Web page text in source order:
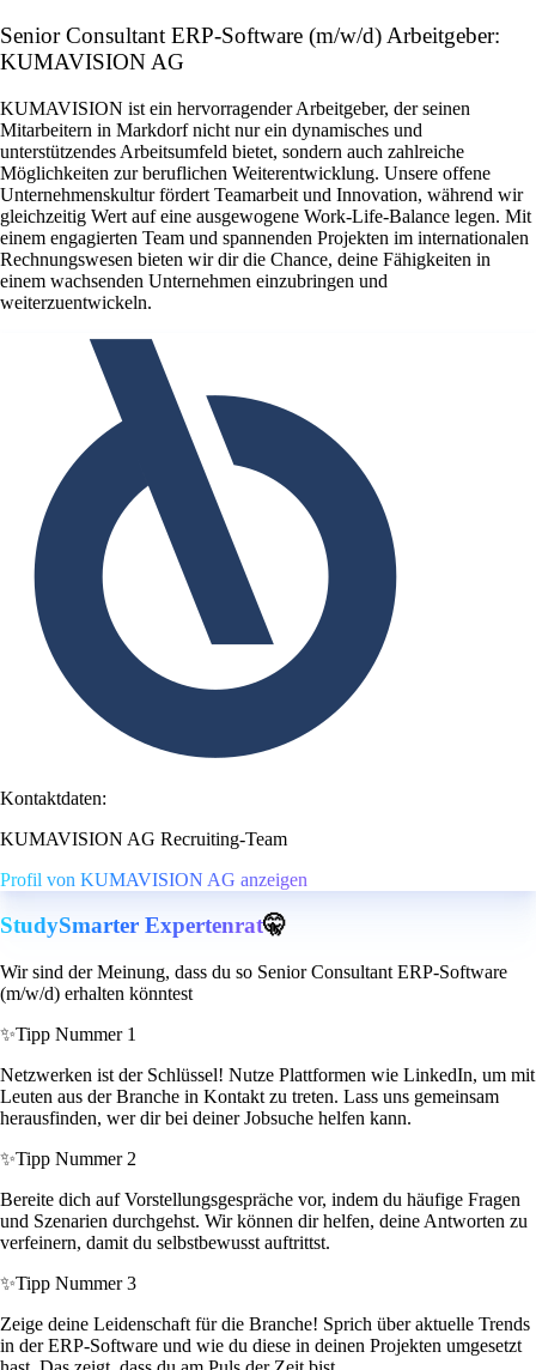
Senior Consultant ERP-Software (m/w/d) Arbeitgeber:
KUMAVISION AG
KUMAVISION ist ein hervorragender Arbeitgeber, der seinen
Mitarbeitern in Markdorf nicht nur ein dynamisches und
unterstützendes Arbeitsumfeld bietet, sondern auch zahlreiche
Möglichkeiten zur beruflichen Weiterentwicklung. Unsere offene
Unternehmenskultur fördert Teamarbeit und Innovation, während wir
gleichzeitig Wert auf eine ausgewogene Work-Life-Balance legen. Mit
einem engagierten Team und spannenden Projekten im internationalen
Rechnungswesen bieten wir dir die Chance, deine Fähigkeiten in
einem wachsenden Unternehmen einzubringen und
weiterzuentwickeln.
Kontaktdaten:
KUMAVISION AG Recruiting-Team
Profil von KUMAVISION AG anzeigen
StudySmarter Expertenrat🤫
Wir sind der Meinung, dass du so Senior Consultant ERP-Software
(m/w/d) erhalten könntest
✨Tipp Nummer 1
Netzwerken ist der Schlüssel! Nutze Plattformen wie LinkedIn, um mit
Leuten aus der Branche in Kontakt zu treten. Lass uns gemeinsam
herausfinden, wer dir bei deiner Jobsuche helfen kann.
✨Tipp Nummer 2
Bereite dich auf Vorstellungsgespräche vor, indem du häufige Fragen
und Szenarien durchgehst. Wir können dir helfen, deine Antworten zu
verfeinern, damit du selbstbewusst auftrittst.
✨Tipp Nummer 3
Zeige deine Leidenschaft für die Branche! Sprich über aktuelle Trends
in der ERP-Software und wie du diese in deinen Projekten umgesetzt